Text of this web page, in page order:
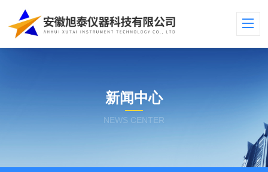
新闻中心
NEWS CENTER